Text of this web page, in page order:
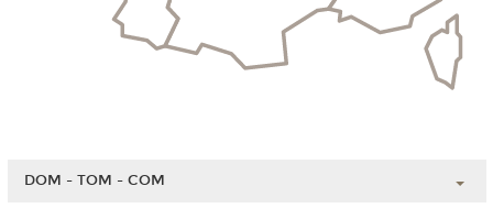
DOM - TOM - COM